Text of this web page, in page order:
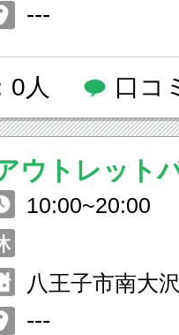
---
0人 口コ
ウトレット
10:00~20:00
八王子市南大
---